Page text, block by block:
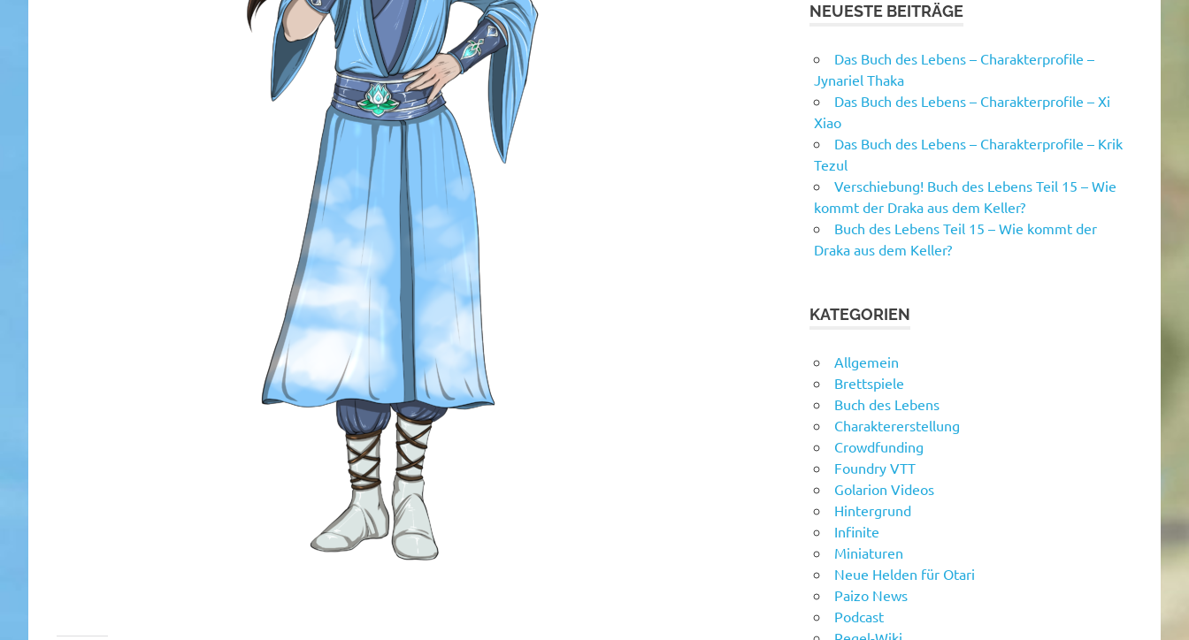
NEUESTE BEITRÄGE
Das Buch des Lebens – Charakterprofile –
Jynariel Thaka
Das Buch des Lebens – Charakterprofile – Xi
Xiao
Das Buch des Lebens – Charakterprofile – Krik
Tezul
Verschiebung! Buch des Lebens Teil 15 – Wie
kommt der Draka aus dem Keller?
Buch des Lebens Teil 15 – Wie kommt der
Draka aus dem Keller?
KATEGORIEN
Allgemein
Brettspiele
Buch des Lebens
Charaktererstellung
Crowdfunding
Foundry VTT
Golarion Videos
Hintergrund
Infinite
Miniaturen
Neue Helden für Otari
Paizo News
Podcast